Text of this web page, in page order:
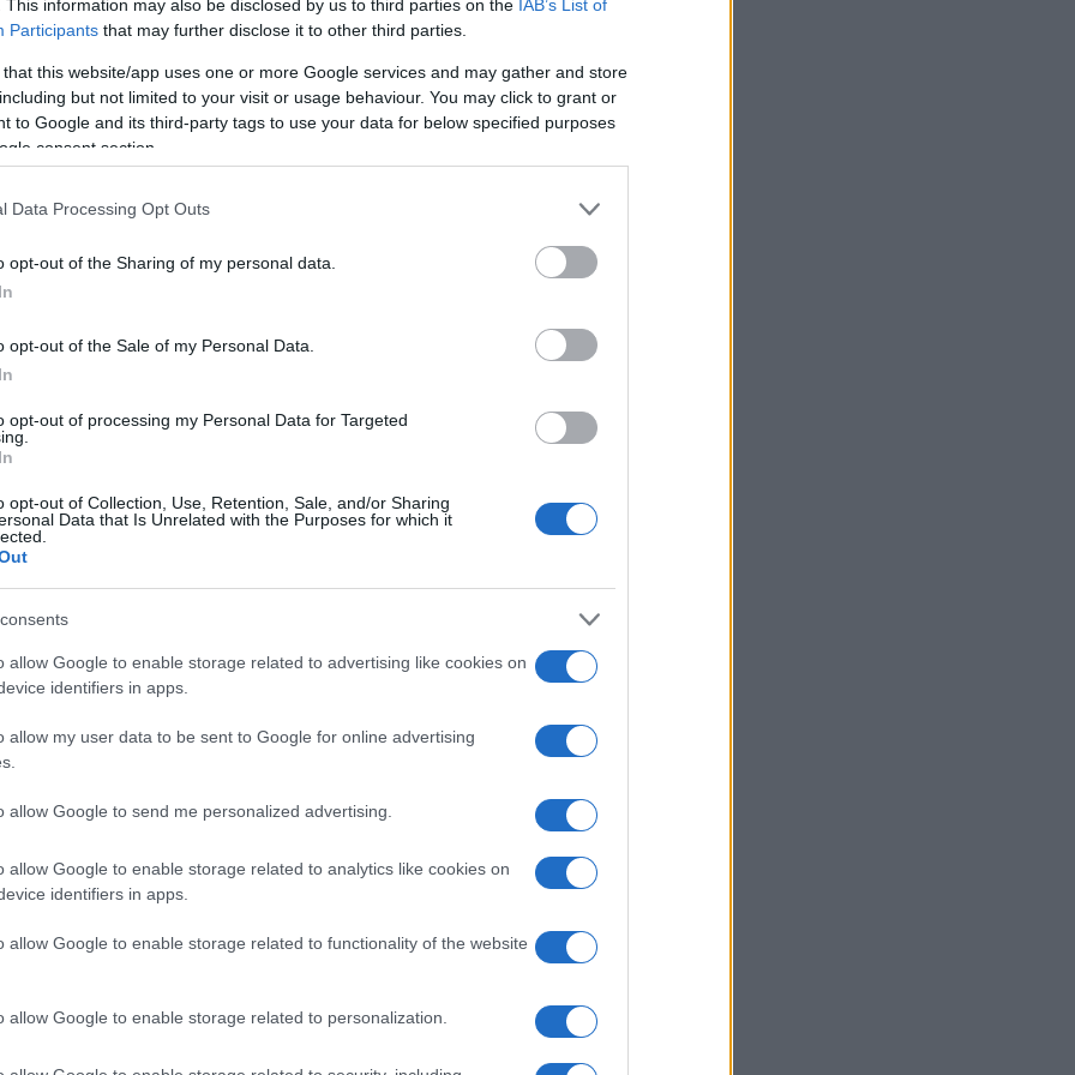
This information may also be disclosed by us to third parties on the IAB’s List of
Participants that may further disclose it to other third parties.
that this website/app uses one or more Google services and may gather and store
but not limited to your visit or usage behaviour. You may click to grant or
to Google and its third-party tags to use your data for below specified purposes
consent section.
Data Processing Opt Outs
opt-out of the Sharing of my personal data.
opt-out of the Sale of my Personal Data.
opt-out of processing my Personal Data for Targeted
opt-out of Collection, Use, Retention, Sale, and/or Sharing
Data that Is Unrelated with the Purposes for which it
allow Google to enable storage related to advertising like cookies on
identifiers in apps.
allow my user data to be sent to Google for online advertising
allow Google to send me personalized advertising.
allow Google to enable storage related to analytics like cookies on
identifiers in apps.
allow Google to enable storage related to functionality of the website
allow Google to enable storage related to personalization.
Szwecji, Irlandii i w Wielkiej
obie marki pozostają, ale
chińska centrala w Baoding, w
radziły sobie w Europie nieco lepiej.
dość tanie SUV-y. Te
a wybrane zakontraktowane
czy w Hiszpanii.
To koncern,
nowe elektryczne MINI
tego samochodu to wspólne